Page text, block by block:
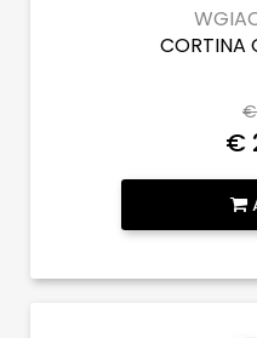
CORTINA
€
€